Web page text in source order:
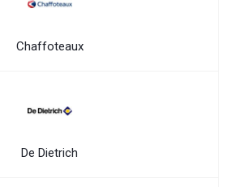
Chaffoteaux
De Dietrich